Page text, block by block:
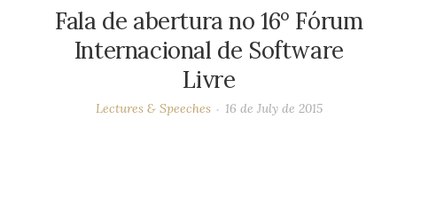
Fala de abertura no 16º Fórum
Internacional de Software
Livre
Lectures & Speeches 16 de July de 2015